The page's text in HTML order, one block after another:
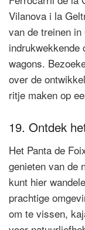
Vilanova i la
van de treinen
indrukwekkende
wagons.
over de
ritje maken op
19. Ontdek
Het Panta de
genieten van de
kunt hier
prachtige
om te vissen,